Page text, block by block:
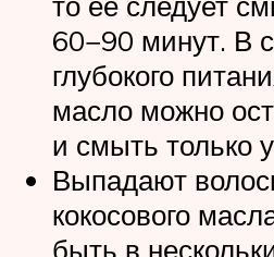
60−90 минут. В
глубокого
масло можно
и смыть только
Выпадают
кокосового
быть в